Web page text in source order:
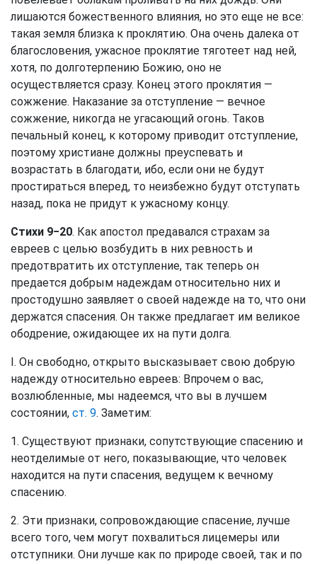
лишаются божественного влияния, но это еще не все:
такая земля близка к проклятию. Она очень далека от
благословения, ужасное проклятие тяготеет над ней,
хотя, по долготерпению Божию, оно не
осуществляется сразу. Конец этого проклятия —
сожжение. Наказание за отступление — вечное
сожжение, никогда не угасающий огонь. Таков
печальный конец, к которому приводит отступление,
поэтому христиане должны преуспевать и
возрастать в благодати, ибо, если они не будут
простираться вперед, то неизбежно будут отступать
назад, пока не придут к ужасному концу.
Стихи 9−20. Как апостол предавался страхам за
евреев с целью возбудить в них ревность и
предотвратить их отступление, так теперь он
предается добрым надеждам относительно них и
простодушно заявляет о своей надежде на то, что они
держатся спасения. Он также предлагает им великое
ободрение, ожидающее их на пути долга.
I. Он свободно, открыто высказывает свою добрую
надежду относительно евреев: Впрочем о вас,
возлюбленные, мы надеемся, что вы в лучшем
состоянии, ст. 9. Заметим:
1. Существуют признаки, сопутствующие спасению и
неотделимые от него, показывающие, что человек
находится на пути спасения, ведущем к вечному
спасению.
2. Эти признаки, сопровождающие спасение, лучше
всего того, чем могут похвалиться лицемеры или
отступники. Они лучше как по природе своей, так и по